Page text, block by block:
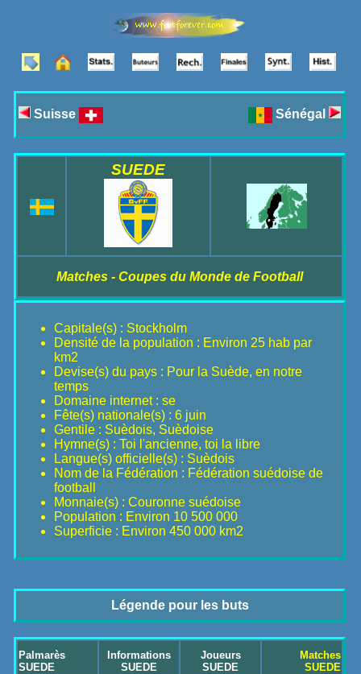
Suisse Sénégal
SUEDE
Matches - Coupes du Monde de Football
Capitale(s) : Stockholm
Densité de la population : Environ 25 hab par
km2
Devise(s) du pays : Pour la Suède, en notre
temps
Domaine internet : se
Fête(s) nationale(s) : 6 juin
Gentile : Suèdois, Suèdoise
Hymne(s) : Toi l'ancienne, toi la libre
Langue(s) officielle(s) : Suèdois
Nom de la Fédération : Fédération suédoise de
football
Monnaie(s) : Couronne suédoise
Population : Environ 10 500 000
Superficie : Environ 450 000 km2
Légende pour les buts
Palmarès
SUEDE
Informations
SUEDE
Joueurs
SUEDE
Matches
SUEDE